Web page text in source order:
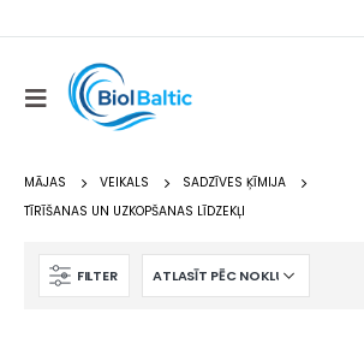
MĀJAS VEIKALS
SADZĪVES ĶĪMIJA
TĪRĪŠANAS UN UZKOPŠANAS LĪDZEKĻI
FILTER